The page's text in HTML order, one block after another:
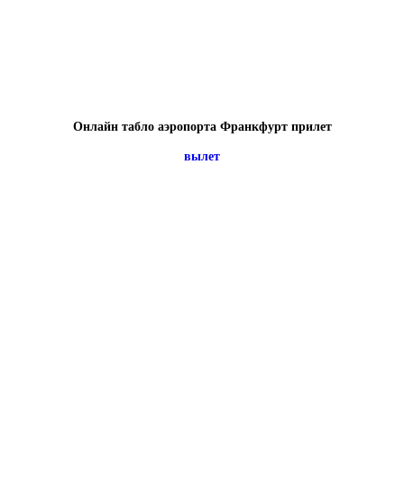
Онлайн табло аэропорта Франкфурт прилет
вылет